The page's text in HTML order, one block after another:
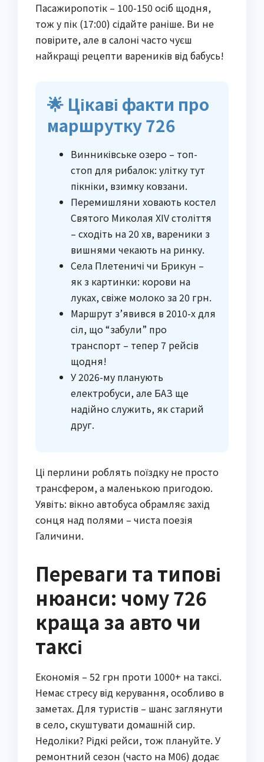
Пасажиропотік – 100-150 осіб щодня,
тож у пік (17:00) сідайте раніше. Ви не
повірите, але в салоні часто чуєш
найкращі рецепти вареників від бабусь!
🌟 Цікаві факти про
маршрутку 726
Винниківське озеро – топ-
стоп для рибалок: улітку тут
пікніки, взимку ковзани.
Перемишляни ховають костел
Святого Миколая XIV століття
– сходіть на 20 хв, вареники з
вишнями чекають на ринку.
Села Плетеничі чи Брикун –
як з картинки: корови на
луках, свіже молоко за 20 грн.
Маршрут з’явився в 2010-х для
сіл, що “забули” про
транспорт – тепер 7 рейсів
щодня!
У 2026-му планують
електробуси, але БАЗ ще
надійно служить, як старий
друг.
Ці перлини роблять поїздку не просто
трансфером, а маленькою пригодою.
Уявіть: вікно автобуса обрамляє захід
сонця над полями – чиста поезія
Галичини.
Переваги та типові
нюанси: чому 726
краща за авто чи
таксі
Економія – 52 грн проти 1000+ на таксі.
Немає стресу від керування, особливо в
заметах. Для туристів – шанс заглянути
в село, скуштувати домашній сир.
Недоліки? Рідкі рейси, тож плануйте. У
ремонтний сезон (часто на М06) додає